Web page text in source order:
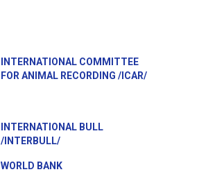
INTERNATIONAL COMMITTEE
FOR ANIMAL RECORDING /ICAR/
INTERNATIONAL BULL
/INTERBULL/
WORLD BANK